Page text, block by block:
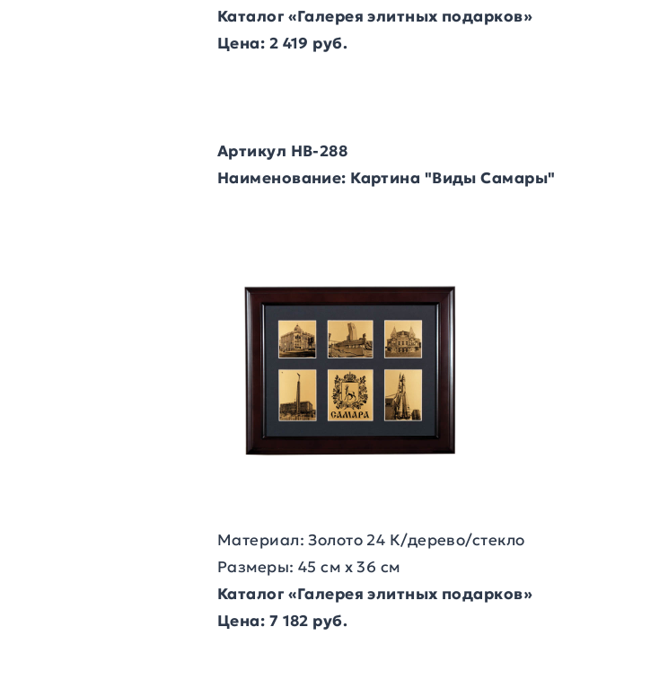
Каталог «Галерея элитных подарков»
Цена: 2 419 руб.
Артикул HB-288
Наименование: Картина "Виды Самары"
Материал: Золото 24 К/дерево/стекло
Размеры: 45 см х 36 см
Каталог «Галерея элитных подарков»
Цена: 7 182 руб.